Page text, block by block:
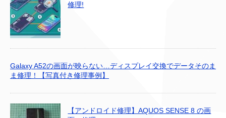
修理!
Galaxy A52の画面が映らない…ディスプレイ交換でデータそのま
ま修理！【写真付き修理事例】
【アンドロイド修理】AQUOS SENSE 8 の画